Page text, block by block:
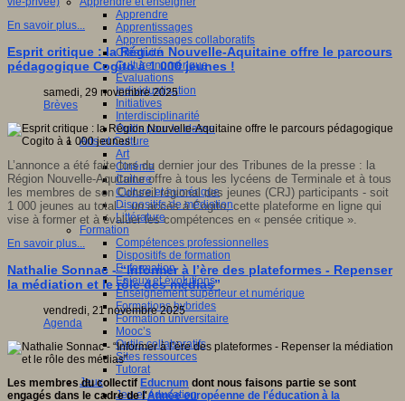
Apprendre
Apprentissages
Apprentissages collaboratifs
Créativité
Culture numérique
Evaluations
Individualisation
Initiatives
Interdisciplinarité
Outils pour la classe
Arts et Culture
Art
Cinéma
Culture
Culture et numérique
Dispositifs de médiation
Littérature
Formation
Compétences professionnelles
Dispositifs de formation
E- formation
Enjeux et évolutions
Enseignement supérieur et numérique
Formations hybrides
Formation universitaire
Mooc’s
Outils collaboratifs
Sites ressources
Tutorat
Jeux
Jeu et éducation
En savoir plus...
Esprit critique : la Région Nouvelle-Aquitaine offre le parcours
pédagogique Cogito à 1 000 jeunes !
samedi, 29 novembre 2025
Brèves
L’annonce a été faite lors du dernier jour des Tribunes de la presse : la
Région Nouvelle-Aquitaine offre à tous les lycéens de Terminale et à tous
les membres de son Conseilrégional des jeunes (CRJ) participants - soit
1 000 jeunes au total-,un accès à Cogito,cette plateforme en ligne qui
vise à former et à évaluer les compétences en « pensée critique ».
En savoir plus...
Nathalie Sonnac - “Informer à l’ère des plateformes - Repenser
la médiation et le rôle des médias”
vendredi, 21 novembre 2025
Agenda
Les membres du collectif Educnum dont nous faisons partie se sont
engagés dans le cadre de l'Année européenne de l'éducation à la